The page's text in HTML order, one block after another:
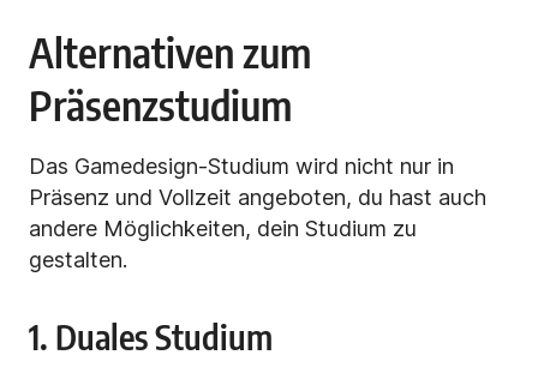
Alternativen zum
Präsenzstudium
Das Gamedesign-Studium wird nicht nur in
Präsenz und Vollzeit angeboten, du hast auch
andere Möglichkeiten, dein Studium zu
gestalten.
1. Duales Studium